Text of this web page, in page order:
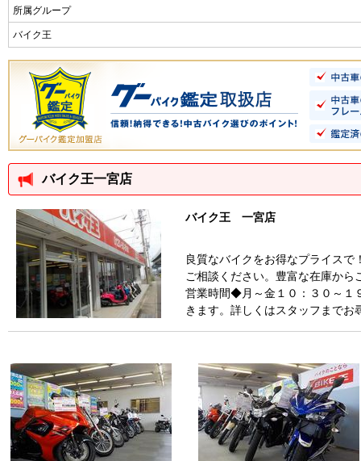
所属グループ
バイク王
バイク王一宮店
バイク王 一宮店
良質なバイクをお得なプライス
ご相談ください。豊富な在庫か
営業時間◆月～金１０：３０～
きます。詳しくはスタッフまでお